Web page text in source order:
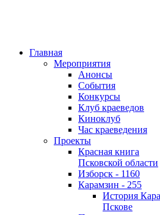
Главная
Мероприятия
Анонсы
События
Конкурсы
Клуб краеведов
Киноклуб
Час краеведения
Проекты
Красная книга
Псковской области
Изборск - 1160
Карамзин - 255
История
Пскове